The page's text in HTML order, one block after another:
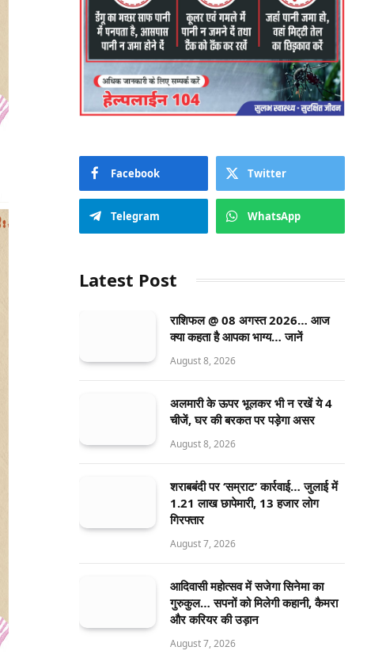
Facebook Twitter
Telegram WhatsApp
Latest Post
राशिफल @ 08 अगस्त 2026… आज
क्या कहता है आपका भाग्य… जानें
August 8, 2026
अलमारी के ऊपर भूलकर भी न रखें ये 4
चीजें, घर की बरकत पर पड़ेगा असर
August 8, 2026
शराबबंदी पर ‘सम्राट’ कार्रवाई… जुलाई में
1.21 लाख छापेमारी, 13 हजार लोग
गिरफ्तार
August 7, 2026
आदिवासी महोत्सव में सजेगा सिनेमा का
गुरुकुल… सपनों को मिलेगी कहानी, कैमरा
और करियर की उड़ान
August 7, 2026